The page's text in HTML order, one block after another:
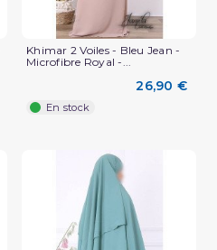
Khimar 2 Voiles - Bleu Jean -
Microfibre Royal -...
26,90 €
En stock